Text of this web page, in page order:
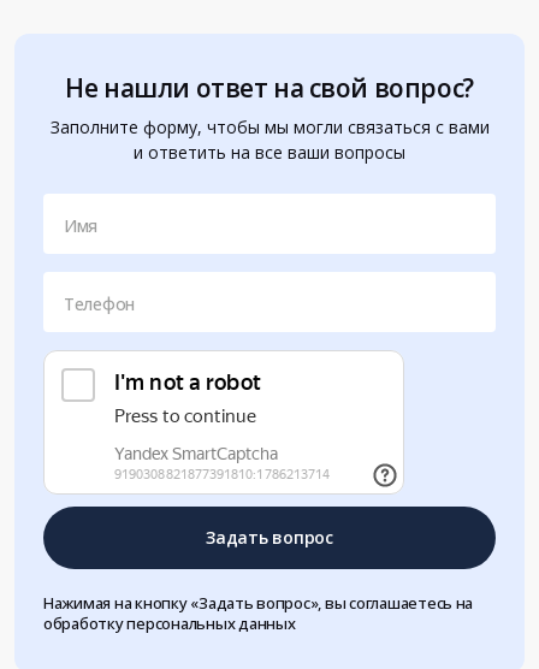
Не нашли ответ на свой вопрос?
Заполните форму, чтобы мы могли связаться с вами
и ответить на все ваши вопросы
Имя
Телефон
Задать вопрос
Нажимая на кнопку «Задать вопрос», вы соглашаетесь на
обработку персональных данных